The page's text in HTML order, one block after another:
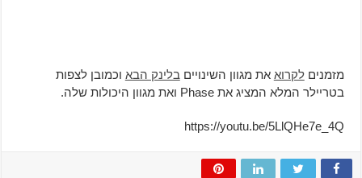
מזמנים לקרואאת מגוון השינויים בלינק הבאוכמובן לצפות
בטריילר המלא המציג את Phase ואת מגוון היכולות שלה.
https://youtu.be/5LlQHe7e_4Q